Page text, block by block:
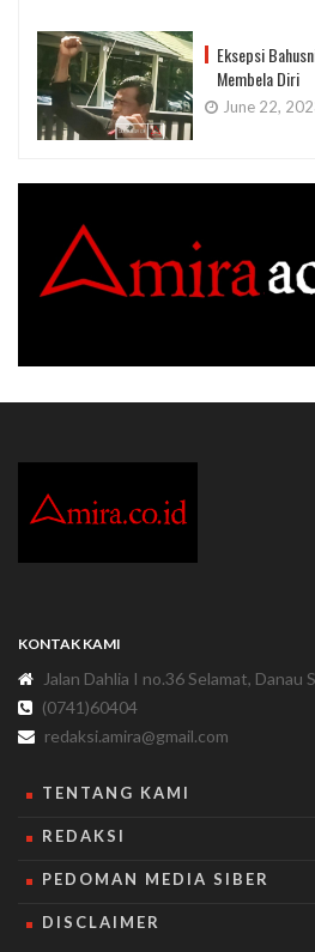
Eksepsi
Membela Diri
June 22,
KONTAK KAMI
Jalan Dahlia I no.36 Selamat, Danau
(0741)60404
redaksi.amira@gmail.com
TENTANG KAMI
REDAKSI
PEDOMAN MEDIA SIBER
DISCLAIMER